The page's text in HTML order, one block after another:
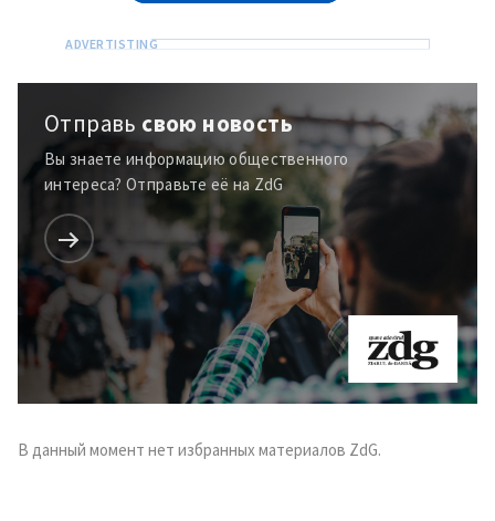
Отправь свою новость
Вы знаете информацию общественного
интереса? Отправьте её на ZdG
В данный момент нет избранных материалов ZdG.
+ Добавить текст
КОНТАКТНЫЙ ИСТОЧНИК
Анонимный источник
+ Моё имя
Электронная почта
+ Мой email
Телефон
+ Личный телефон
Я прочитал(а) и согласен(на)
конфиденциальности.